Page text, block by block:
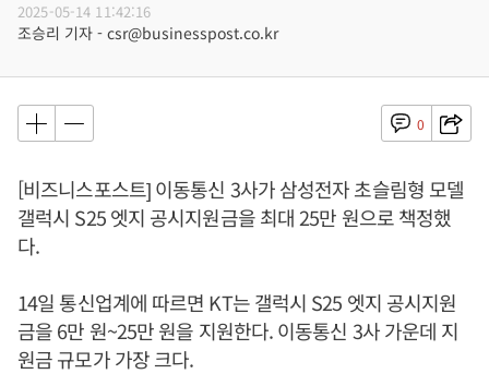
2025-05-14 11:42:16
조승리 기자 - csr@businesspost.co.kr
0
[비즈니스포스트] 이동통신 3사가 삼성전자 초슬림형 모델
갤럭시 S25 엣지 공시지원금을 최대 25만 원으로 책정했
다.
14일 통신업계에 따르면 KT는 갤럭시 S25 엣지 공시지원
금을 6만 원~25만 원을 지원한다. 이동통신 3사 가운데 지
원금 규모가 가장 크다.